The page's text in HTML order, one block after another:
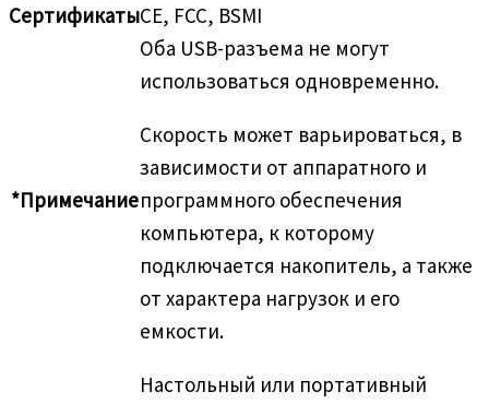
СертификатыCE, FCC, BSMI
*Примечание
Оба USB-разъема не могут
использоваться одновременно.
Скорость может варьироваться, в
зависимости от аппаратного и
программного обеспечения
компьютера, к которому
подключается накопитель, а также
от характера нагрузок и его
емкости.
Настольный или портативный